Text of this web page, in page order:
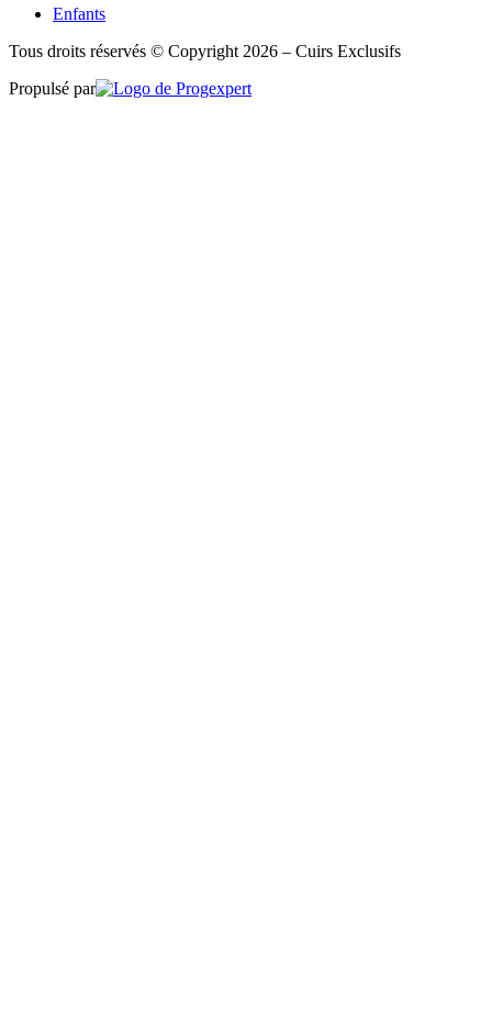
Enfants
Tous droits réservés © Copyright 2026 – Cuirs Exclusifs
Propulsé par